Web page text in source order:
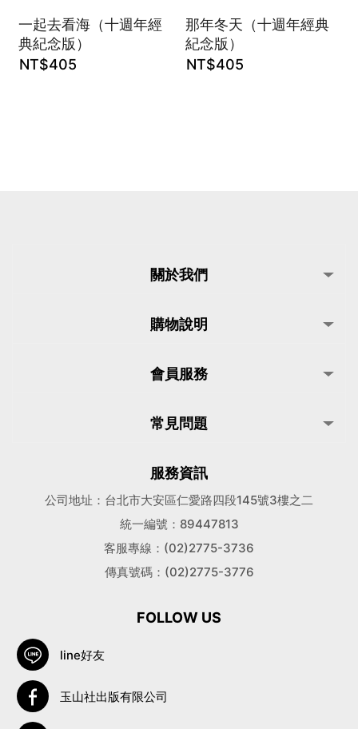
一起去看海（十週年經
典紀念版）
NT$405
那年冬天（十週年經典
紀念版）
NT$405
關於我們
購物說明
會員服務
常見問題
服務資訊
公司地址：台北市大安區仁愛路四段145號3樓之二
統一編號：89447813
客服專線：(02)2775-3736
傳真號碼：(02)2775-3776
FOLLOW US
line好友
玉山社出版有限公司